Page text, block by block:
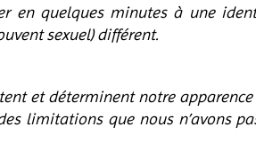
en quelques minutes à une
sexuel) différent.
et déterminent notre
limitations que nous n’avons